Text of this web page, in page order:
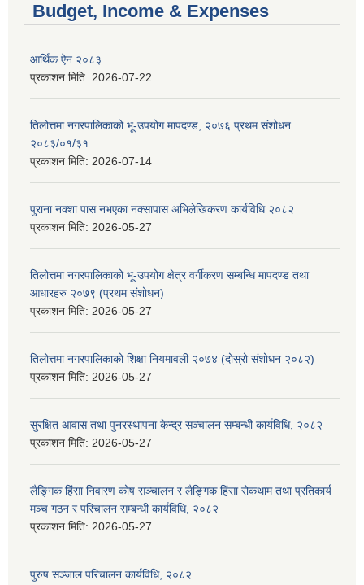
Budget, Income & Expenses
आर्थिक ऐन २०८३
प्रकाशन मिति: 2026-07-22
तिलोत्तमा नगरपालिकाको भू-उपयोग मापदण्ड, २०७६ प्रथम संशोधन
२०८३/०१/३१
प्रकाशन मिति: 2026-07-14
पुराना नक्शा पास नभएका नक्सापास अभिलेखिकरण कार्यविधि २०८२
प्रकाशन मिति: 2026-05-27
तिलोत्तमा नगरपालिकाको भू-उपयोग क्षेत्र वर्गीकरण सम्बन्धि मापदण्ड तथा
आधारहरु २०७९ (प्रथम संशोधन)
प्रकाशन मिति: 2026-05-27
तिलोत्तमा नगरपालिकाको शिक्षा नियमावली २०७४ (दोस्रो संशोधन २०८२)
प्रकाशन मिति: 2026-05-27
सुरक्षित आवास तथा पुनरस्थापना केन्द्र सञ्चालन सम्बन्धी कार्यविधि, २०८२
प्रकाशन मिति: 2026-05-27
लैङ्गिक हिंसा निवारण कोष सञ्चालन र लैङ्गिक हिंसा रोकथाम तथा प्रतिकार्य
मञ्च गठन र परिचालन सम्बन्धी कार्यविधि, २०८२
प्रकाशन मिति: 2026-05-27
पुरुष सञ्जाल परिचालन कार्यविधि, २०८२